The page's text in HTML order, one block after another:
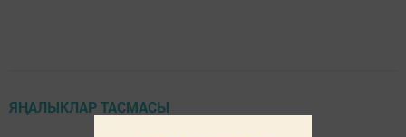
ЯҢАЛЫКЛАР ТАСМАСЫ